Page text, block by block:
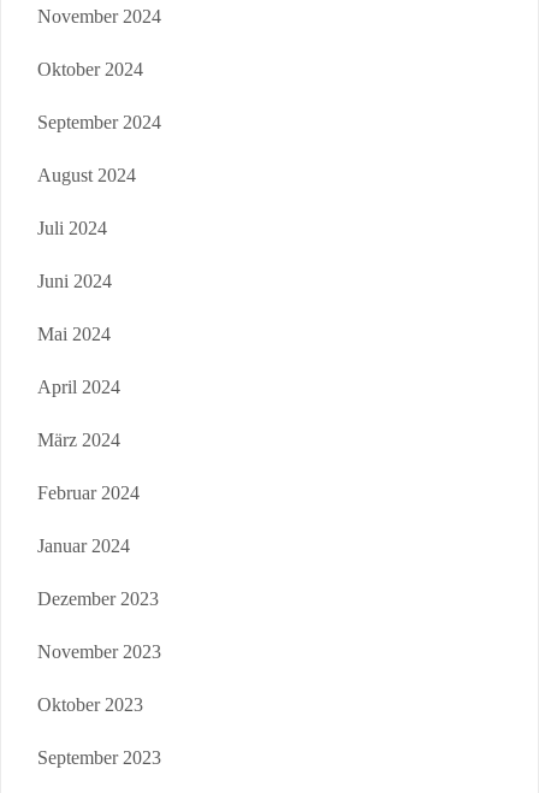
November 2024
Oktober 2024
September 2024
August 2024
Juli 2024
Juni 2024
Mai 2024
April 2024
März 2024
Februar 2024
Januar 2024
Dezember 2023
November 2023
Oktober 2023
September 2023